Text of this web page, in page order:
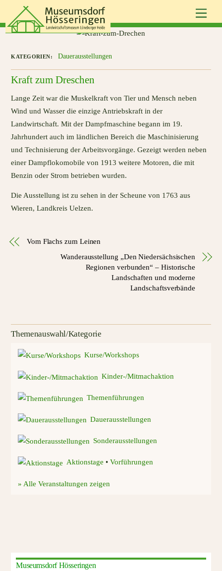
content
Dauerausstellungen
Kraft zum Dreschen
Lange Zeit war die Muskelkraft von Tier und Mensch neben
Wind und Wasser die einzige Antriebskraft in der
Landwirtschaft. Mit der Dampfmaschine begann im 19.
Jahrhundert auch im ländlichen Bereich die Maschinisierung
und Technisierung der Arbeitsvorgänge. Gezeigt werden neben
einer Dampflokomobile von 1913 weitere Motoren, die mit
Benzin oder Strom betrieben wurden.
Die Ausstellung ist zu sehen in der Scheune von 1763 aus
Wieren, Landkreis Uelzen.
Vom Flachs zum Leinen
Wanderausstellung „Den Niedersächsischen
Regionen verbunden“ – Historische
Landschaften und moderne
Landschaftsverbände
Themenauswahl/Kategorie
Kurse/Workshops
Kinder-/Mitmachaktion
Themenführungen
Dauerausstellungen
Sonderausstellungen
Aktionstage •Vorführungen
» Alle Veranstaltungen zeigen
Museumsdorf Hösseringen